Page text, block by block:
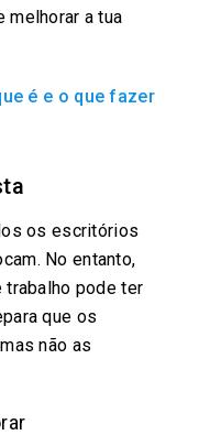
a tua
é e o que fazer
os escritórios
No entanto,
pode ter
que os
não as